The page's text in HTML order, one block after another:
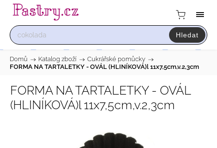
Hledat
Domů / Katalog zboží / Cukrářské pomůcky /
FORMA NA TARTALETKY - OVÁL (HLINÍKOVÁ)l 11x7,5cm,v.2,3cm
FORMA NA TARTALETKY - OVÁL
(HLINÍKOVÁ)l 11x7,5cm,v.2,3cm